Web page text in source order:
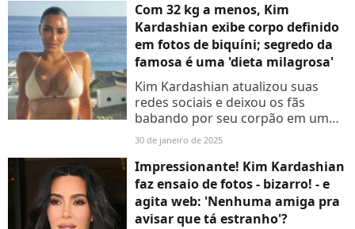
Com 32 kg a menos, Kim
Kardashian exibe corpo definido
em fotos de biquíni; segredo da
famosa é uma 'dieta milagrosa'
Kim Kardashian atualizou suas
redes sociais e deixou os fãs
babando por seu corpão em um
biquíni nude. Saiba como ela
emagreceu 32 kg!
30 de janeiro de 2025
Impressionante! Kim Kardashian
faz ensaio de fotos - bizarro! - e
agita web: 'Nenhuma amiga pra
avisar que tá estranho'?